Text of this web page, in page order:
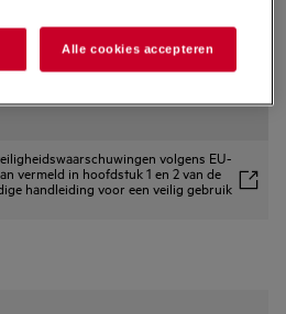
volgens EU-
vermeld in hoofdstuk 1 en 2 van de
handleiding voor een veilig gebruik
Alle cookies accepteren